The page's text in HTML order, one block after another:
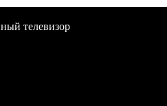
телевизор